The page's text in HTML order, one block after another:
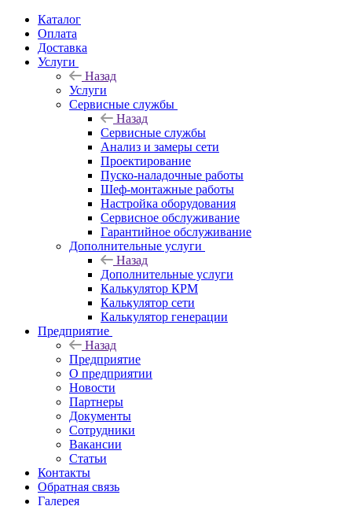
Каталог
Оплата
Доставка
Услуги
Назад
Услуги
Сервисные службы
Назад
Сервисные службы
Анализ и замеры сети
Проектирование
Пуско-наладочные работы
Шеф-монтажные работы
Настройка оборудования
Сервисное обслуживание
Гарантийное обслуживание
Дополнительные услуги
Назад
Дополнительные услуги
Калькулятор КРМ
Калькулятор сети
Калькулятор генерации
Предприятие
Назад
Предприятие
О предприятии
Новости
Партнеры
Документы
Сотрудники
Вакансии
Статьи
Контакты
Обратная связь
Галерея